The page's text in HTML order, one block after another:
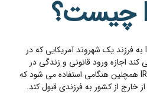
ویزای IR-2 چیست؟ ویزای IR-2 به فرزند یک شهروند آمریکایی که در
کند اجازه ورود قانونی و زندگی در
این کشور را می دهد. ویزای IR-2 همچنین هنگامی استفاده می شود که
خارج از کشور به فرزندی قبول کند.